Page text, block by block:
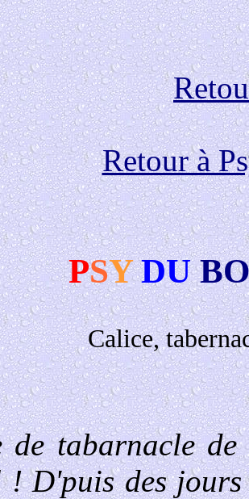
Retour à
PSY DU
Calice,
de tabarnacle
! D'puis des